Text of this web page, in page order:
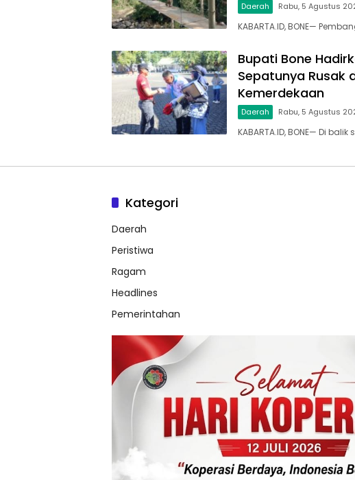
Daerah Rabu, 5 Agustus
KABARTA.ID, BONE—
Bupati Bone
Sepatunya Rusak
Kemerdekaan
Daerah Rabu, 5 Agustus
KABARTA.ID, BONE— Di
Kategori
Daerah
Peristiwa
Ragam
Headlines
Pemerintahan